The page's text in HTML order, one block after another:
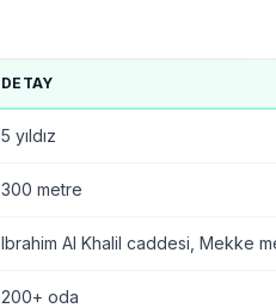
DETAY
5 yıldız
300 metre
Ibrahim Al Khalil caddesi, Mekke
200+ oda